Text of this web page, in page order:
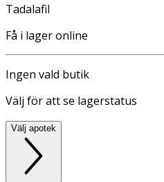
Tadalafil
Få i lager online
Ingen vald butik
Välj för att se lagerstatus
Välj apotek